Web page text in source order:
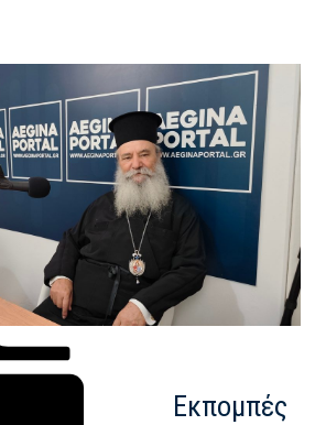
Εκπομπές